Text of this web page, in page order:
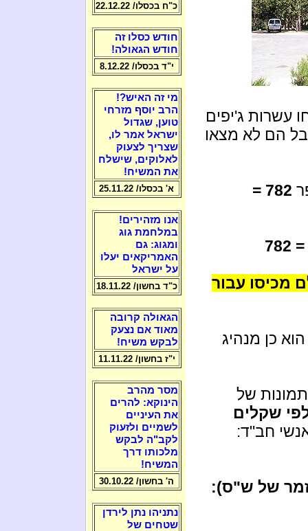
עשרות ג'יפים
הם לא מצאו
782 =
מכיסו עבור
כן מנהיג
של
שקלים
חב"ד:
של ש"ס):
כ"ח בכסלו/ 22.12.22
חודש כסלו זה
חודש הגאולה!
י"ד בכסלו/ 8.12.22
מי זה האיש?!
הרב יוסף מזרחי
טוען, שגדול
ישראל אמר לו,
שצריך לצעוק
לאלוקים, שישלח
את המשיח!
א' בכסלו/ 25.11.22
אנו מזהירים!
במלחמת גוג
ומגוג: גם
האמריקאים יעלו
על ישראל
כ"ד בחשון/ 18.11.22
הגאולה קרובה
מאוד אם נצעק
לבקש משיח!
י"ז בחשון/ 11.11.22
מסר מהרב
הינוקא: להרים
את העיניים
לשמיים ולזעוק
לקב"ה לבקש
מלכותו דרך
המשיח!
ה' בחשון/ 30.10.22
נתניהו נתן לירדן
שטחים של